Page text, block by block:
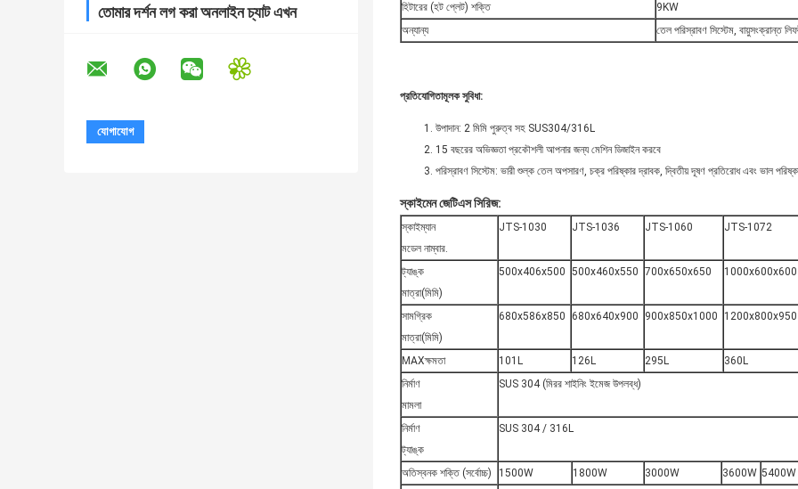
তোমার দর্শন লগ করা অনলাইন চ্যাট এখন
হিটারের (হট প্লেট) শক্তি
9KW
অন্যান্য
তেল পরিস্রাবণ সিস্টেম, বায়ুসংক্রান্ত
প্রতিযোগিতামূলক সুবিধা:
উপাদান: 2 মিমি পুরুত্ব সহ SUS304/316L
15 বছরের অভিজ্ঞতা প্রকৌশলী আপনার জন্য মেশিন ডিজাইন করবে
পরিস্রাবণ সিস্টেম: ভারী শুল্ক তেল অপসারণ, চক্র পরিষ্কার দ্রাবক, দ্বিতীয় দূষণ প্রতিরোধ এবং ভাল
স্কাইমেন জেটিএস সিরিজ:
স্কাইম্যান
মডেল নাম্বার.
JTS-1030 JTS-1036 JTS-1060 JTS-1072
ট্যাঙ্ক
মাত্রা(মিমি)
500x406x500 500x460x550 700x650x650 1000x600x600
সামগ্রিক
মাত্রা(মিমি)
680x586x850 680x640x900 900x850x1000 1200x800x950
MAXক্ষমতা 101L 126L 295L
360L
নির্মাণ
মামলা
SUS 304 (মিরর শাইনিং ইমেজ উপলব্ধ)
নির্মাণ
ট্যাঙ্ক
SUS 304 / 316L
অতিস্বনক শক্তি (সর্বোচ্চ) 1500W 1800W 3000W 3600W 5400W